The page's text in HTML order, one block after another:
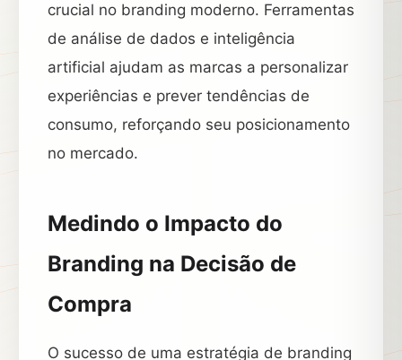
crucial no branding moderno. Ferramentas
de análise de dados e inteligência
artificial ajudam as marcas a personalizar
experiências e prever tendências de
consumo, reforçando seu posicionamento
no mercado.
Medindo o Impacto do
Branding na Decisão de
Compra
O sucesso de uma estratégia de branding